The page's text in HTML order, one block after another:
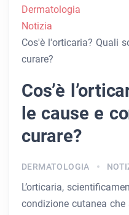
Dermatologia
Notizia
Cos'è l'orticaria? Quali
curare?
Cos’è
le cause e
curare?
DERMATOLOGIA
L’orticaria,
condizione cutanea